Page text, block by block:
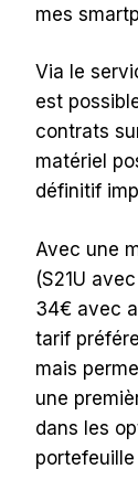
mes
Via le
est
contrats
matériel
définitif
Avec une
(S21U
34€ avec
tarif
mais
une
dans les
portefeuille